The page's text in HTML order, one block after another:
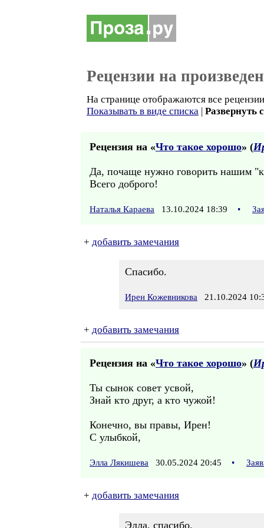
Рецензии на
На странице отображаются все
Показывать в виде списка | Развернуть
Рецензия на «Что такое хорошо» (
Да, почаще нужно говорить нашим
Всего доброго!
Наталья Караева 13.10.2024 18:39 •
+ добавить замечания
Спасибо.
Ирен Кожевникова 21.10.2024
+ добавить замечания
Рецензия на «Что такое хорошо» (
Ты сынок совет усвой,
Знай кто друг, а кто чужой!
Конечно, вы правы, Ирен!
С улыбкой,
Элла Лякишева 30.05.2024 20:45 •
+ добавить замечания
Элла, спасибо.